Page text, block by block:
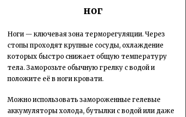
ног
Ноги — ключевая зона терморегуляции. Через
стопы проходят крупные сосуды, охлаждение
которых быстро снижает общую температуру
тела. Заморозьте обычную грелку с водой и
положите её в ноги кровати.
Можно использовать замороженные гелевые
аккумуляторы холода, бутылки с водой или даже